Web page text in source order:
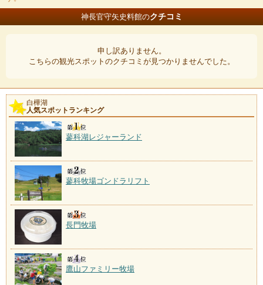
神長官守矢史料館のクチコミ
申し訳ありません。
こちらの観光スポットのクチコミが見つかりませんでした。
白樺湖
人気スポットランキング
蓼科湖レジャーランド
蓼科牧場ゴンドラリフト
長門牧場
鷹山ファミリー牧場